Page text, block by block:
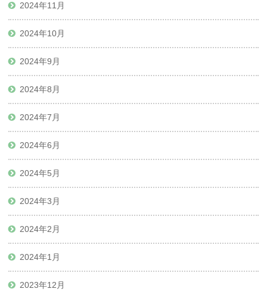
2024年11月
2024年10月
2024年9月
2024年8月
2024年7月
2024年6月
2024年5月
2024年3月
2024年2月
2024年1月
2023年12月